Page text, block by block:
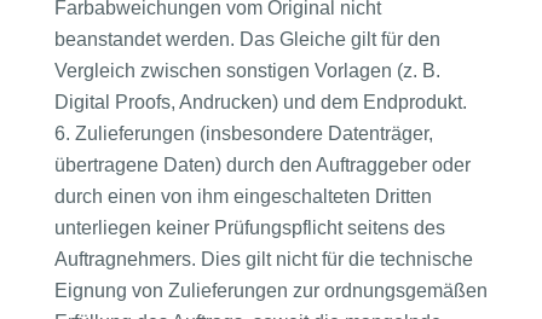
Farbabweichungen vom Original nicht
beanstandet werden. Das Gleiche gilt für den
Vergleich zwischen sonstigen Vorlagen (z. B.
Digital Proofs, Andrucken) und dem Endprodukt.
Zulieferungen (insbesondere Datenträger,
übertragene Daten) durch den Auftraggeber oder
durch einen von ihm eingeschalteten Dritten
unterliegen keiner Prüfungspflicht seitens des
Auftragnehmers. Dies gilt nicht für die technische
Eignung von Zulieferungen zur ordnungsgemäßen